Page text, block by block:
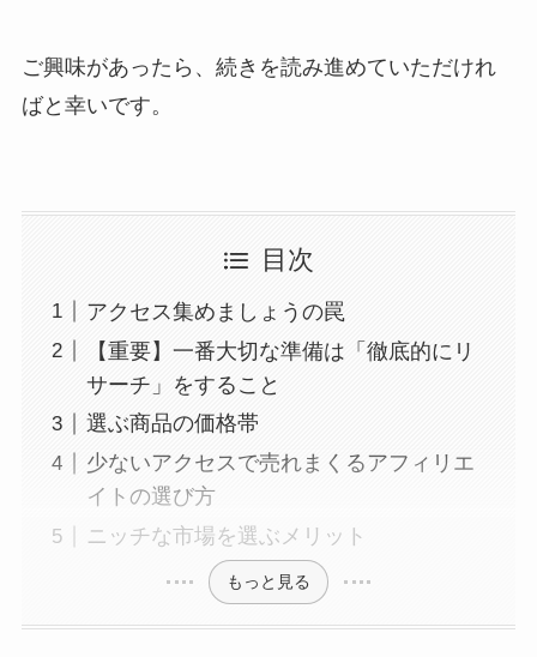
ご興味があったら、続きを読み進めていただけれ
ばと幸いです。
目次
アクセス集めましょうの罠
【重要】一番大切な準備は「徹底的にリ
サーチ」をすること
選ぶ商品の価格帯
少ないアクセスで売れまくるアフィリエ
イトの選び方
ニッチな市場を選ぶメリット
もっと見る